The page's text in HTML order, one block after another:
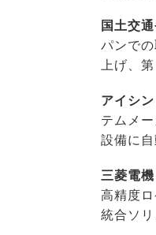
国土交
パンで
上げ、
アイシン
テムメ
設備に
三菱電機
高精度
統合ソ